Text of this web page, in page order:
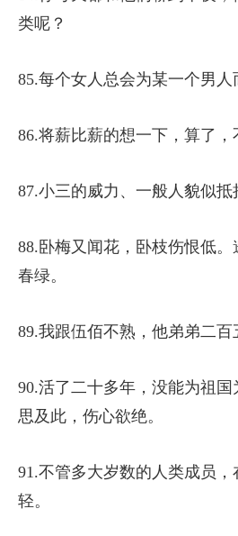
类呢？
85.每个女人总会为某一个男人
86.将薪比薪的想一下，算了，
87.小三的威力、一般人貌似抵
88.卧梅又闻花，卧枝伤恨低
春绿。
89.我跟伍佰不熟，他弟弟二百
90.活了二十多年，没能为祖
思及此，伤心欲绝。
91.不管多大岁数的人类成员
轻。